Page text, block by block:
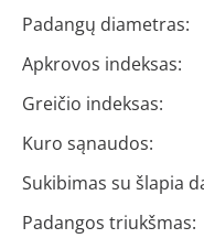
Padangų diametras:
Apkrovos indeksas:
Greičio indeksas:
Kuro sąnaudos:
Sukibimas su šlapia
Padangos triukšmas: